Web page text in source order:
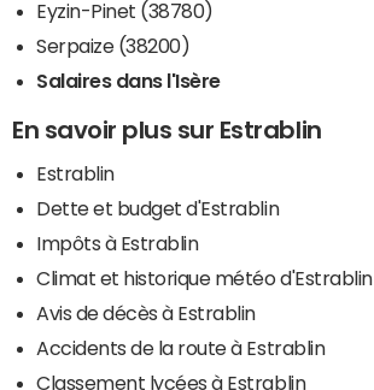
Eyzin-Pinet (38780)
Serpaize (38200)
Salaires dans l'Isère
En savoir plus sur Estrablin
Estrablin
Dette et budget d'Estrablin
Impôts à Estrablin
Climat et historique météo d'Estrablin
Avis de décès à Estrablin
Accidents de la route à Estrablin
Classement lycées à Estrablin